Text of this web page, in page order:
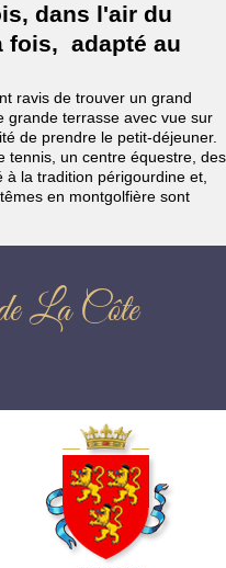
dans l'air du
fois, adapté au
ravis de trouver un grand
grande terrasse avec vue sur
de prendre le petit-déjeuner.
tennis, un centre équestre, des
la tradition périgourdine et,
en montgolfière sont
La Côte